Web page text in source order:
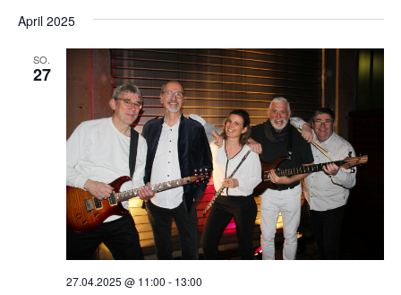
April 2025
SO.
27
27.04.2025 @ 11:00 - 13:00